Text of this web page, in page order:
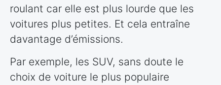
roulant car elle est plus lourde que les
voitures plus petites. Et cela entraîne
davantage d’émissions.
Par exemple, les SUV, sans doute le
choix de voiture le plus populaire